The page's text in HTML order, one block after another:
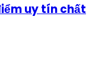
uy tín chất